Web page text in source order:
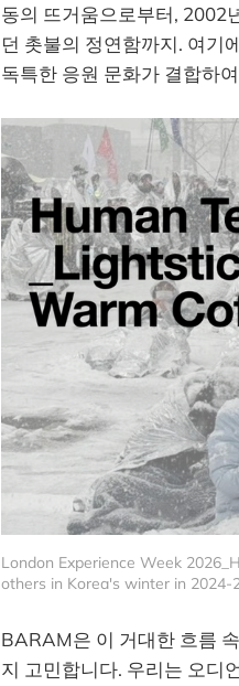
동의 뜨거움으로부터, 2002
던 촛불의 정연함까지. 여기
독특한 응원 문화가 결합하
London Experience Week
others in Korea's winter in 2024-
BARAM은 이 거대한 흐름
지 고민합니다. 우리는 오디